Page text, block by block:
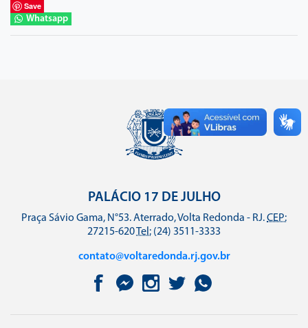
Save
Whatsapp
PALÁCIO 17 DE JULHO
Praça Sávio Gama, N°53. Aterrado, Volta Redonda - RJ.CEP:
27215-620Tel: (24) 3511-3333
contato@voltaredonda.rj.gov.br